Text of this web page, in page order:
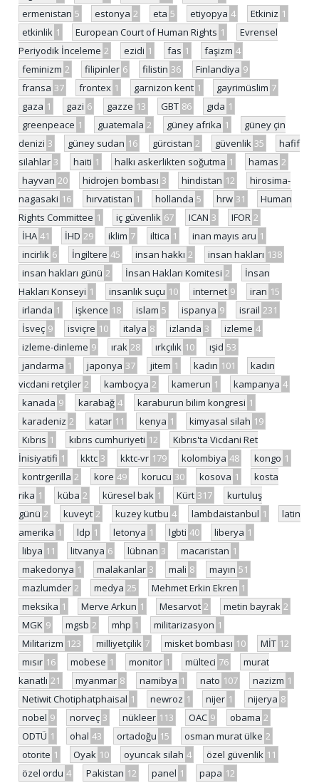
ermenistan 5 estonya 2 eta 5 etiyopya 4 Etkiniz 1
etkinlik 1 European Court of Human Rights 1
Evrensel
Periyodik İnceleme 2 ezidi 1 fas 1 faşizm 4
feminizm 2 filipinler 6 filistin 36 Finlandiya 9
fransa 37 frontex 1 garnizon kent 1 gayrimüslim 7
gaza 1 gazi 6 gazze 13 GBT 86 gıda 1
greenpeace 1 guatemala 2 güney afrika 1
güney çin
denizi 3 güney sudan 16 gürcistan 2 güvenlik 35
hafif
silahlar 3 haiti 1 halkı askerlikten soğutma 1 hamas 2
hayvan 20 hidrojen bombası 3 hindistan 12
hirosima-
nagasaki 16 hırvatistan 1 hollanda 5 hrw 31
Human
Rights Committee 1 iç güvenlik 67 ICAN 3 IFOR 2
İHA 41 İHD 29 iklim 7 iltica 1 inan mayıs aru 1
incirlik 6 İngiltere 45 insan hakkı 2 insan hakları 138
insan hakları günü 2 İnsan Hakları Komitesi 2
İnsan
Hakları Konseyi 1 insanlık suçu 10 internet 9 iran 15
irlanda 1 işkence 18 islam 5 ispanya 9 israil 231
İsveç 9 isviçre 10 italya 8 izlanda 3 izleme 4
izleme-dinleme 9 ırak 28 ırkçılık 10 ışid 53
jandarma 1 japonya 37 jitem 1 kadın 101
kadın
vicdani retçiler 2 kamboçya 2 kamerun 1 kampanya 4
kanada 9 karabağ 4 karaburun bilim kongresi 1
karadeniz 2 katar 11 kenya 1 kimyasal silah 19
Kıbrıs 1 kıbrıs cumhuriyeti 12
Kıbrıs'ta Vicdani Ret
İnisiyatifi 1 kktc 3 kktc-vr 179 kolombiya 48 kongo 1
kontrgerilla 2 kore 49 korucu 30 kosova 1
kosta
rika 1 küba 2 küresel bak 1 Kürt 317
kurtuluş
günü 2 kuveyt 2 kuzey kutbu 4 lambdaistanbul 1
latin
amerika 1 ldp 1 letonya 1 lgbti 40 liberya 1
libya 11 litvanya 6 lübnan 3 macaristan 1
makedonya 1 malakanlar 3 mali 8 mayın 51
mazlumder 2 medya 25 Mehmet Erkin Ekren 1
meksika 1 Merve Arkun 1 Mesarvot 2 metin bayrak 2
MGK 9 mgsb 2 mhp 1 militarizasyon 1
Militarizm 123 milliyetçilik 7 misket bombası 10 MİT 12
mısır 16 mobese 1 monitor 1 mülteci 76
murat
kanatlı 21 myanmar 8 namibya 1 nato 107 nazizm 1
Netiwit Chotiphatphaisal 1 newroz 1 nijer 1 nijerya 8
nobel 9 norveç 3 nükleer 113 OAC 9 obama 2
ODTÜ 1 ohal 43 ortadoğu 15 osman murat ülke 2
otorite 1 Oyak 10 oyuncak silah 4 özel güvenlik 11
özel ordu 4 Pakistan 12 panel 1 papa 12